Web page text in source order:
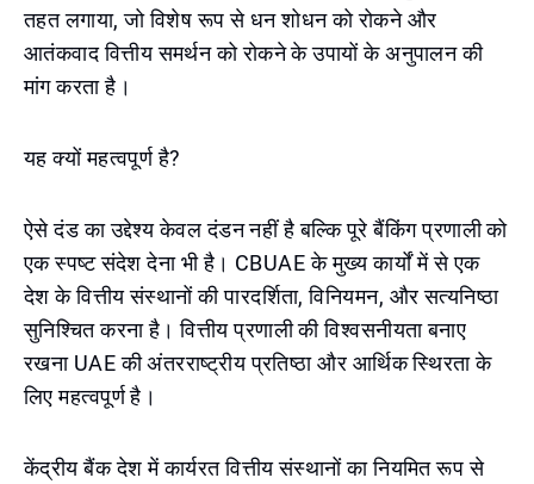
तहत लगाया, जो विशेष रूप से धन शोधन को रोकने और
आतंकवाद वित्तीय समर्थन को रोकने के उपायों के अनुपालन की
मांग करता है।
यह क्यों महत्वपूर्ण है?
ऐसे दंड का उद्देश्य केवल दंडन नहीं है बल्कि पूरे बैंकिंग प्रणाली को
एक स्पष्ट संदेश देना भी है। CBUAE के मुख्य कार्यों में से एक
देश के वित्तीय संस्थानों की पारदर्शिता, विनियमन, और सत्यनिष्ठा
सुनिश्चित करना है। वित्तीय प्रणाली की विश्वसनीयता बनाए
रखना UAE की अंतरराष्ट्रीय प्रतिष्ठा और आर्थिक स्थिरता के
लिए महत्वपूर्ण है।
केंद्रीय बैंक देश में कार्यरत वित्तीय संस्थानों का नियमित रूप से